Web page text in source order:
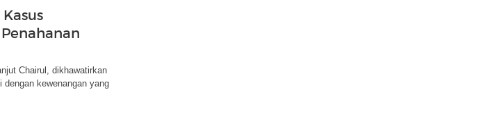
Chairul, dikhawatirkan
kewenangan yang